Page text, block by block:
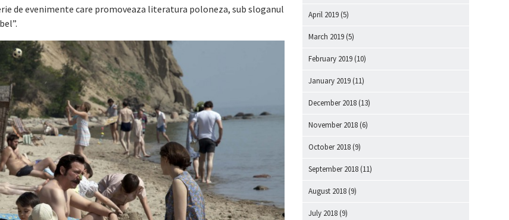
de evenimente care promoveaza literatura poloneza, sub sloganul
April 2019 (5)
March 2019 (5)
February 2019 (10)
January 2019 (11)
December 2018 (13)
November 2018 (6)
October 2018 (9)
September 2018 (11)
August 2018 (9)
July 2018 (9)